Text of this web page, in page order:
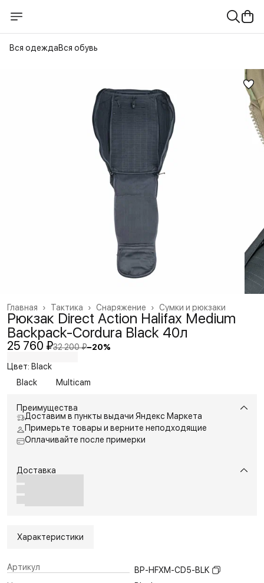
Вся одеждаВся обувь
Сумки и рюкзаки
Снаряжение ›
Тактика ›
Главная ›
Рюкзак Direct Action Halifax Medium
Backpack-Cordura Black 40л
25 760 ₽32 200 ₽−20%
Цвет: Black
Black
Multicam
Преимущества
Доставим в пункты выдачи Яндекс Маркета
Примерьте товары и верните неподходящие
Оплачивайте после примерки
Доставка
Характеристики
Артикул
BP-HFXM-CD5-BLK